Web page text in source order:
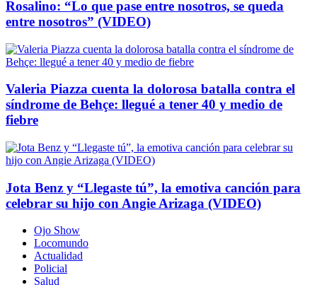
Rosalino: “Lo que pase entre nosotros, se queda
entre nosotros” (VIDEO)
Valeria Piazza cuenta la dolorosa batalla contra el
síndrome de Behçe: llegué a tener 40 y medio de
fiebre
Jota Benz y “Llegaste tú”, la emotiva canción para
celebrar su hijo con Angie Arizaga (VIDEO)
Ojo Show
Locomundo
Actualidad
Policial
Salud